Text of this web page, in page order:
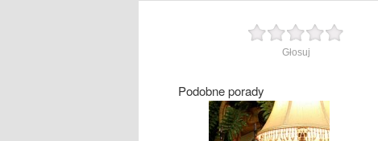
Głosuj
Podobne porady